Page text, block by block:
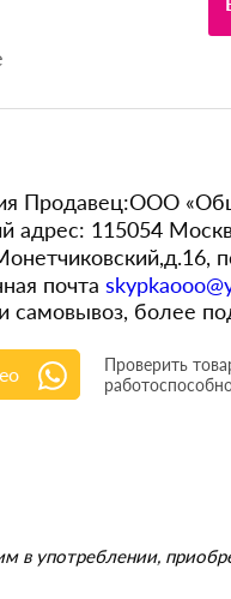
Продавец:ООО
115054
почта
самовывоз, более
Проверить
в употреблении,